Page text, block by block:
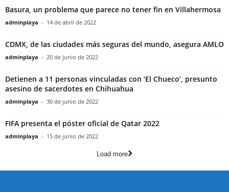
Basura, un problema que parece no tener fin en Villahermosa
adminplaya - 14 de abril de 2022
CDMX, de las ciudades más seguras del mundo, asegura AMLO
adminplaya - 20 de junio de 2022
Detienen a 11 personas vinculadas con ‘El Chueco’, presunto
asesino de sacerdotes en Chihuahua
adminplaya - 30 de junio de 2022
FIFA presenta el póster oficial de Qatar 2022
adminplaya - 15 de junio de 2022
Load more